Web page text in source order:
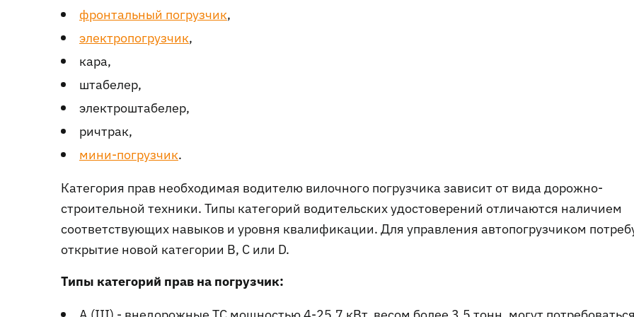
фронтальный погрузчик,
электропогрузчик,
кара,
штабелер,
электроштабелер,
ричтрак,
мини-погрузчик.
Категория прав необходимая водителю вилочного погрузчика зависит от вида дорожно-
строительной техники. Типы категорий водительских удостоверений отличаются наличием
соответствующих навыков и уровня квалификации. Для управления автопогрузчиком
открытие новой категории B, C или D.
Типы категорий прав на погрузчик:
A (III) - внедорожные ТС мощностью 4-25,7 кВт, весом более 3,5 тонн, могут